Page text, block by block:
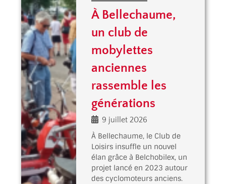
À Bellechaume,
un club de
mobylettes
anciennes
rassemble les
générations
9 juillet 2026
À Bellechaume, le Club de
Loisirs insuffle un nouvel
élan grâce à Belchobilex, un
projet lancé en 2023 autour
des cyclomoteurs anciens.